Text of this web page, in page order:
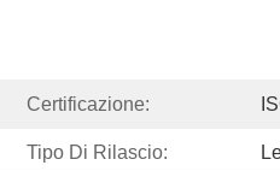
Certificazione:
Tipo Di Rilascio: